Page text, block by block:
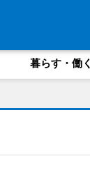
暮らす・働く